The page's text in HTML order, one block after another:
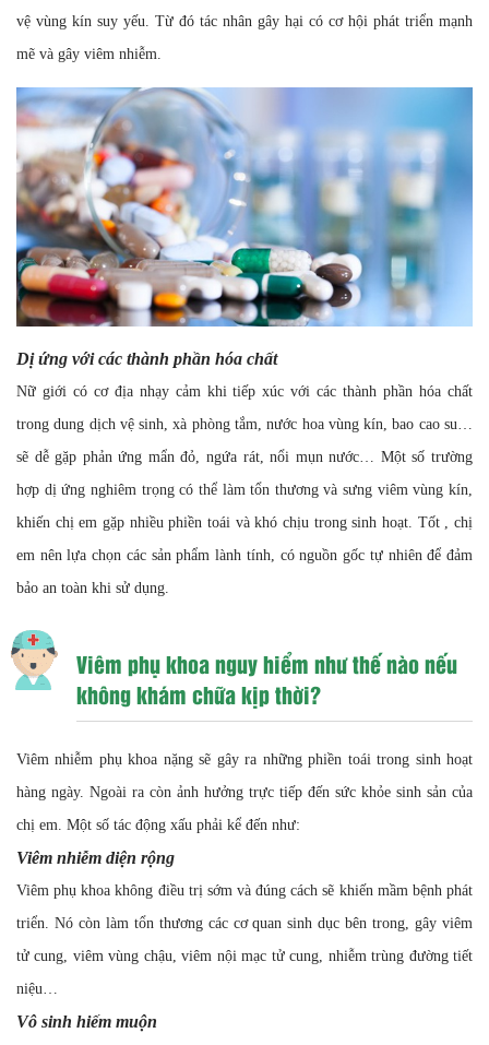
vệ vùng kín suy yếu. Từ đó tác nhân gây hại có cơ hội phát triển mạnh
mẽ và gây viêm nhiễm.
Dị ứng với các thành phần hóa chất
Nữ giới có cơ địa nhạy cảm khi tiếp xúc với các thành phần hóa chất
trong dung dịch vệ sinh, xà phòng tắm, nước hoa vùng kín, bao cao su…
sẽ dễ gặp phản ứng mẩn đỏ, ngứa rát, nổi mụn nước… Một số trường
hợp dị ứng nghiêm trọng có thể làm tổn thương và sưng viêm vùng kín,
khiến chị em gặp nhiều phiền toái và khó chịu trong sinh hoạt. Tốt , chị
em nên lựa chọn các sản phẩm lành tính, có nguồn gốc tự nhiên để đảm
bảo an toàn khi sử dụng.
Viêm phụ khoa nguy hiểm như thế nào nếu
không khám chữa kịp thời?
Viêm nhiễm phụ khoa nặng sẽ gây ra những phiền toái trong sinh hoạt
hàng ngày. Ngoài ra còn ảnh hưởng trực tiếp đến sức khỏe sinh sản của
chị em. Một số tác động xấu phải kể đến như:
Viêm nhiễm diện rộng
Viêm phụ khoa không điều trị sớm và đúng cách sẽ khiến mầm bệnh phát
triển. Nó còn làm tổn thương các cơ quan sinh dục bên trong, gây viêm
tử cung, viêm vùng chậu, viêm nội mạc tử cung, nhiễm trùng đường tiết
niệu…
Vô sinh hiếm muộn